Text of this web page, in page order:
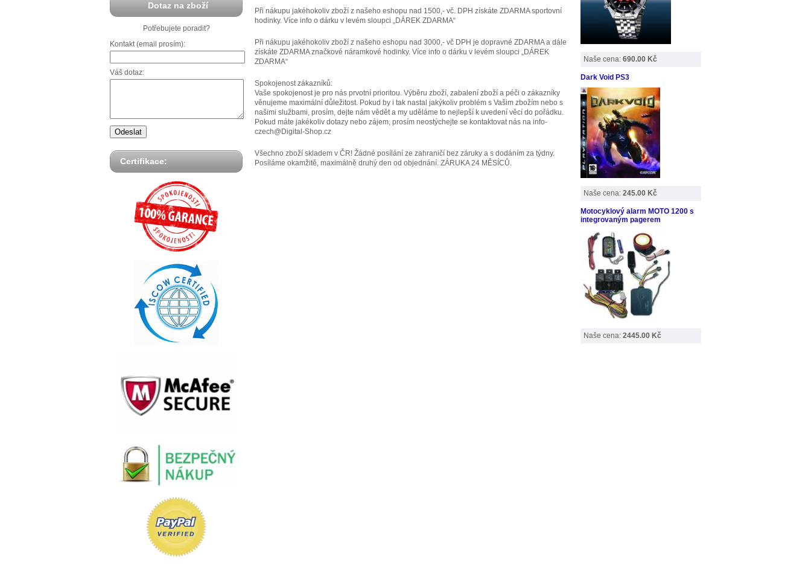
Dotaz na zboží
Potřebujete poradit?
Kontakt (email prosím):
Váš dotaz:
Certifikace:
Při nákupu jakéhokoliv zboží z našeho eshopu nad 1500,- vč. DPH získáte ZDARMA sportovní
hodinky. Více info o dárku v levém sloupci „DÁREK ZDARMA“
Při nákupu jakéhokoliv zboží z našeho eshopu nad 3000,- vč DPH je dopravné ZDARMA a dále
získáte ZDARMA značkové náramkové hodinky. Více info o dárku v levém sloupci „DÁREK
ZDARMA“
Spokojenost zákazníků:
Vaše spokojenost je pro nás prvotní prioritou. Výběru zboží, zabalení zboží a péči o zákazníky
věnujeme maximální důležitost. Pokud by i tak nastal jakýkoliv problém s Vašim zbožím nebo s
našimi službami, prosím, dejte nám vědět a my uděláme to nejlepší k uvedení věcí do pořádku.
Pokud máte jakékoliv dotazy nebo zájem, prosím neostýchejte se kontaktovat nás na info-
czech@Digital-Shop.cz
Všechno zboží skladem v ČR! Žádné posílání ze zahraničí bez záruky a s dodáním za týdny.
Posíláme okamžitě, maximálně druhý den od objednání. ZÁRUKA 24 MĚSÍCŮ.
Naše cena: 690.00 Kč
Dark Void PS3
Naše cena: 245.00 Kč
Motocyklový alarm MOTO 1200 s
integrovaným pagerem
Naše cena: 2445.00 Kč